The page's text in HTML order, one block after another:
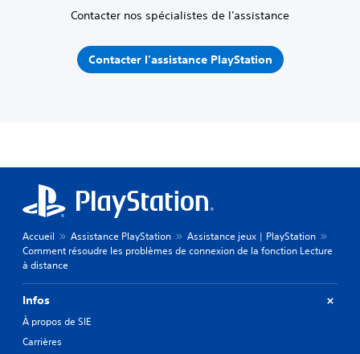
Contacter nos spécialistes de l'assistance
Contacter l'assistance PlayStation
Accueil Assistance PlayStation
Assistance jeux | PlayStation
Comment résoudre les problèmes de connexion de la fonction Lecture
à distance
Infos
À propos de SIE
Carrières